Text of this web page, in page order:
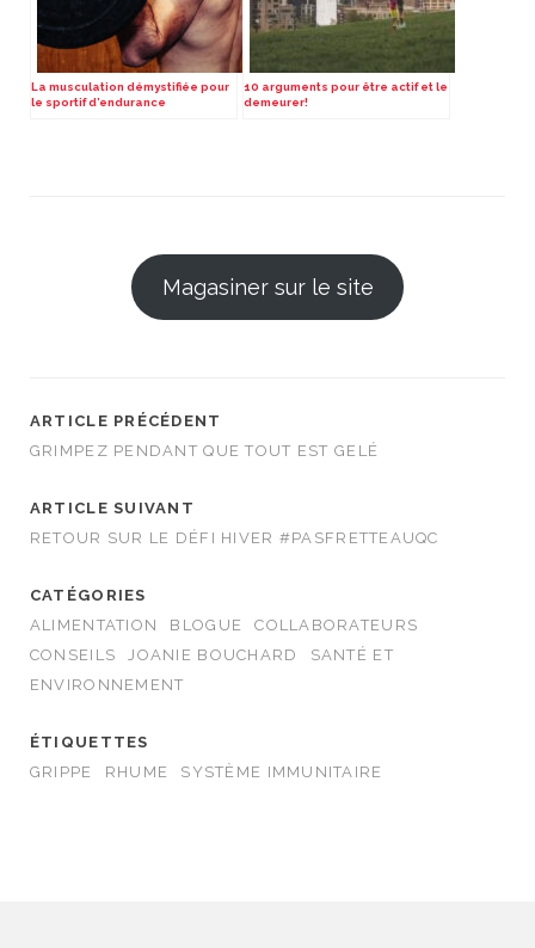
La musculation démystifiée pour
le sportif d’endurance
10 arguments pour être actif et le
demeurer!
Magasiner sur le site
ARTICLE PRÉCÉDENT
GRIMPEZ PENDANT QUE TOUT EST GELÉ
ARTICLE SUIVANT
RETOUR SUR LE DÉFI HIVER #PASFRETTEAUQC
CATÉGORIES
ALIMENTATION
BLOGUE
COLLABORATEURS
CONSEILS
JOANIE BOUCHARD
SANTÉ ET
ENVIRONNEMENT
ÉTIQUETTES
GRIPPE
RHUME SYSTÈME IMMUNITAIRE